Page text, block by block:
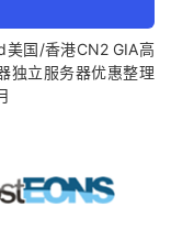
美国/香港CN2 GIA高
独立服务器优惠整理